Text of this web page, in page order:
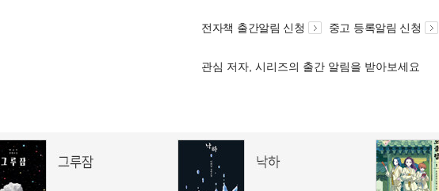
전자책 출간알림 신청 중고 등록알림 신청
관심 저자, 시리즈의 출간 알림을 받아보세요